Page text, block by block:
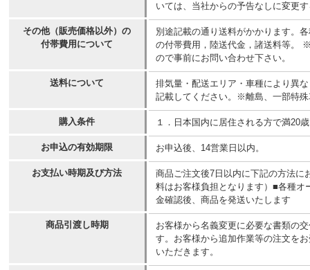
いては、当社からの予告なしに変更
その他（販売価格以外）の
付帯費用について
別途記載の通り送料がかかります。
の付帯費用，陸送代金，諸送料等。
ので事前にお問い合わせ下さい。
送料について
排気量・配送エリア・車種により異
記載してください。※離島、一部特
購入条件 １．日本国内に居住される方で満20
お申込の有効期限 お申込後、14営業日以内。
お支払い時期及び方法
商品ご注文後7日以内に下記の方法に
料はお客様負担となります）■各種
金確認後、商品を発送いたします
商品引渡し時期
お客様から名義変更に必要な書類の
す。お客様から追加作業等の注文を
いただきます。